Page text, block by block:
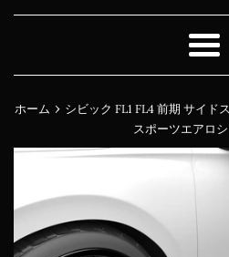
メ
ニ
ー
ホーム › シビック FL1 FL4 前期 サイド
スポーツエアロシ